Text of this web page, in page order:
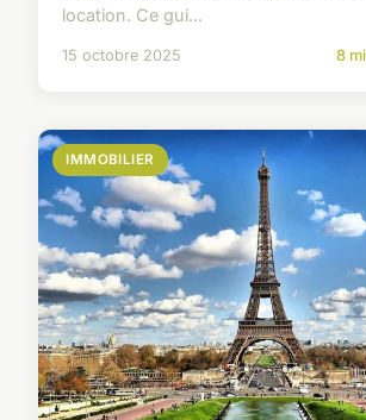
location. Ce gui...
15 octobre 2025 8
IMMOBILIER